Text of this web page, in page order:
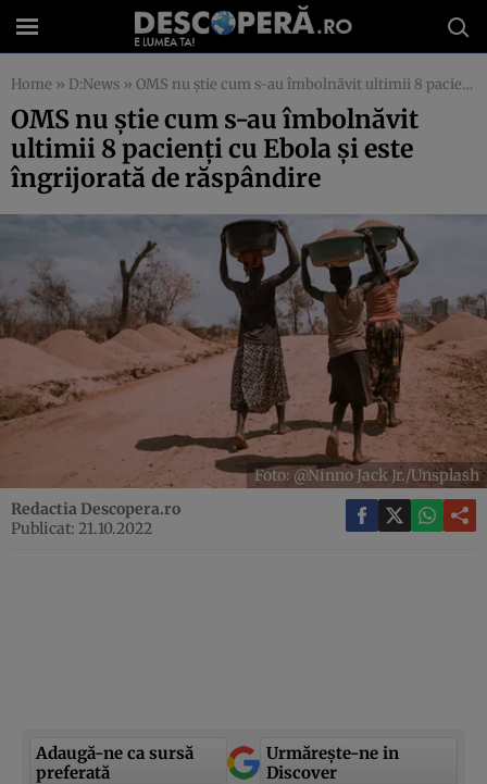
Home » D:News » OMS nu știe cum s-au îmbolnăvit ultimii 8 pacienți cu Ebola și este îngrijorată de răspândire
OMS nu știe cum s-au îmbolnăvit
ultimii 8 pacienți cu Ebola și este
îngrijorată de răspândire
Foto: @Ninno Jack Jr./Unsplash
Redactia Descopera.ro
Publicat: 21.10.2022
Adaugă-ne ca sursă
preferată
Urmărește-ne in
Discover